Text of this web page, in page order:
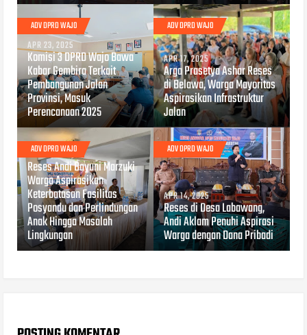
ADV DPRD WAJO
APR 23, 2025
Komisi 3 DPRD Wajo Bawa
Kabar Gembira Terkait
Pembangunan Jalan
Provinsi, Masuk
Perencanaan 2025
ADV DPRD WAJO
APR 17, 2025
Arga Prasetya Ashar Reses
di Belawa, Warga Mayoritas
Aspirasikan Infrastruktur
Jalan
ADV DPRD WAJO
APR 15, 2025
Reses Andi Bayuni Marzuki
Warga Aspirasikan
Keterbatasan Fasilitas
Posyandu dan Perlindungan
Anak Hingga Masalah
Lingkungan
ADV DPRD WAJO
APR 14, 2025
Reses di Desa Labawang,
Andi Aklam Penuhi Aspirasi
Warga dengan Dana Pribadi